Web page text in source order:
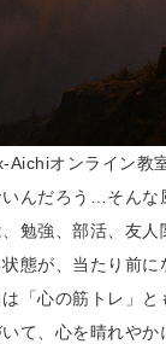
Aichiオンライン教
んだろう…そんな
勉強、部活、友
態が、当たり前
「心の筋トレ」
いて、心を晴れや